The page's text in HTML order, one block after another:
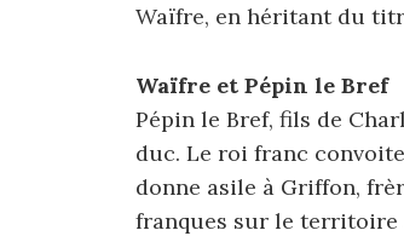
Waïfre, en héritant du
Waïfre et Pépin le Bref
Pépin le Bref, fils de
duc. Le roi franc
donne asile à Griffon,
franques sur le territoire